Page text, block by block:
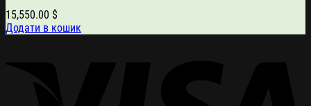
15,550.00 $
Додати в кошик